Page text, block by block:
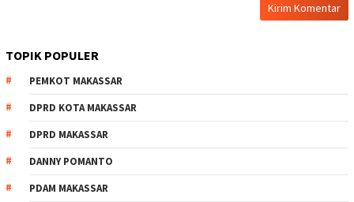
TOPIK POPULER
PEMKOT MAKASSAR
DPRD KOTA MAKASSAR
DPRD MAKASSAR
DANNY POMANTO
PDAM MAKASSAR